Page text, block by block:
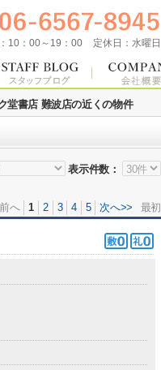
10：00～19：00 定休日： 水曜日
堂書店 難波店の近くの物件
表示件数：
へ 1 2 3 4 5 次へ>> 最初